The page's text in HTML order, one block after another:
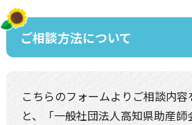
ご相談方法について
こちらのフォームよりご相談内
と、
「一般社団法人高知県助産